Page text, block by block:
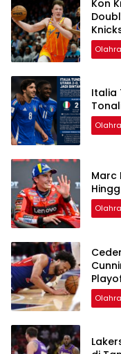
Kon
Italia
Marc